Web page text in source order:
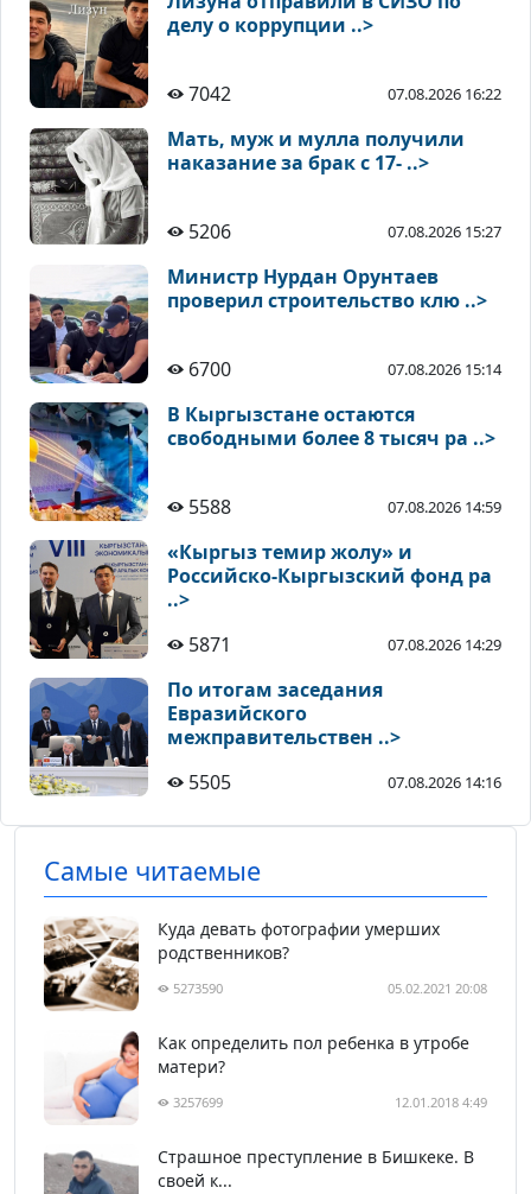
делу о коррупции ..>
7042 07.08.2026 16:22
Мать, муж и мулла получили
наказание за брак с 17- ..>
5206 07.08.2026 15:27
Министр Нурдан Орунтаев
проверил строительство клю ..>
6700 07.08.2026 15:14
В Кыргызстане остаются
свободными более 8 тысяч ра ..>
5588 07.08.2026 14:59
«Кыргыз темир жолу» и
Российско-Кыргызский фонд ра
..>
5871
07.08.2026 14:29
По итогам заседания
Евразийского
межправительствен ..>
5505
07.08.2026 14:16
Самые читаемые
Куда девать фотографии умерших
родственников?
5273590 05.02.2021 20:08
Как определить пол ребенка в утробе
матери?
3257699 12.01.2018 4:49
Страшное преступление в Бишкеке. В
своей к...